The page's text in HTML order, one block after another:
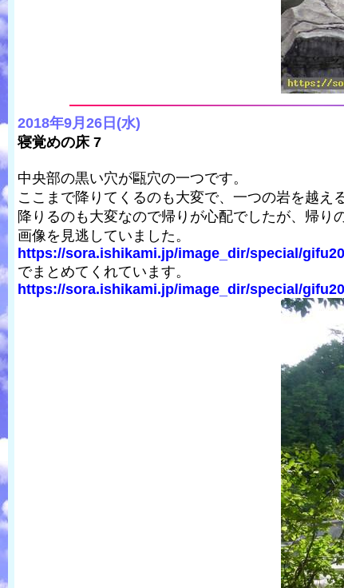
2018年9月26日(水)
寝覚めの床 7
中央部の黒い穴が甌穴の一つです。
ここまで降りてくるのも大変で、一つの岩を越え
降りるのも大変なので帰りが心配でしたが、帰り
画像を見逃していました。
https://sora.ishikami.jp/image_dir/special/
でまとめてくれています。
https://sora.ishikami.jp/image_dir/special/